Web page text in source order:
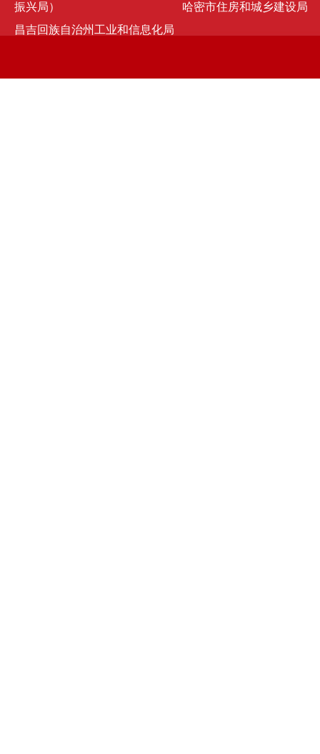
振兴局）
昌吉回族自治州工业和信息化局
哈密市住房和城乡建设局